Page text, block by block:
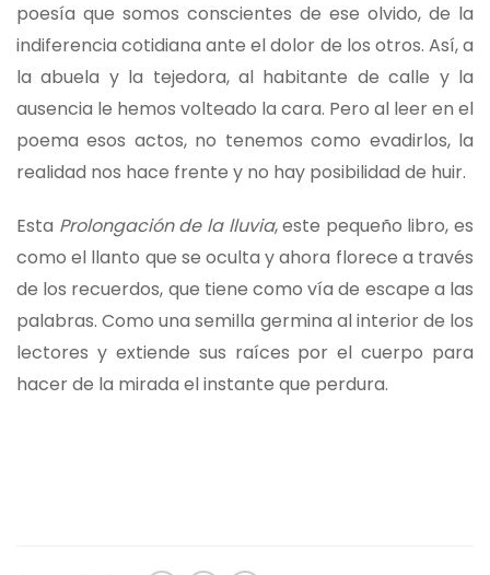
poesía que somos conscientes de ese olvido, de la
indiferencia cotidiana ante el dolor de los otros. Así, a
la abuela y la tejedora, al habitante de calle y la
ausencia le hemos volteado la cara. Pero al leer en el
poema esos actos, no tenemos como evadirlos, la
realidad nos hace frente y no hay posibilidad de huir.
Esta Prolongación de la lluvia, este pequeño libro, es
como el llanto que se oculta y ahora florece a través
de los recuerdos, que tiene como vía de escape a las
palabras. Como una semilla germina al interior de los
lectores y extiende sus raíces por el cuerpo para
hacer de la mirada el instante que perdura.